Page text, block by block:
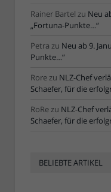
Rainer Bartel zu Neu
„Fortuna-Punkte…“
Petra zu Neu ab 9.
Punkte…“
Rorezu NLZ-Chef
Schaefer, für die
RoRezu NLZ-Chef
Schaefer, für die
BELIEBTE ARTIKEL